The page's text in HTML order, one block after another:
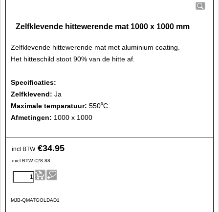
Zelfklevende hittewerende mat 1000 x 1000 mm
Zelfklevende hittewerende mat met aluminium coating.
Het hitteschild stoot 90% van de hitte af.
Specificaties:
Zelfklevend: Ja
Maximale temparatuur: 550⁰C.
Afmetingen: 1000 x 1000
incl BTW €34.95
excl BTW €28.88
MJB-QMATGOLDAD1